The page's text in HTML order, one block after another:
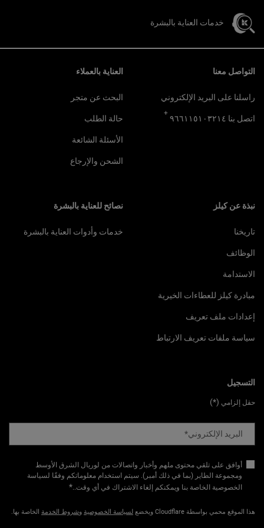
خدمات العناية بالبشرة
التواصل معنا
راسلنا على البريد الإلكتروني
اتصل بنا ٩٦٦١١٥١٠٣٢١٤
+
العناية بالعملاء
البحث عن متجر
حالة الطلب
الأسئلة الشائعة
الشحن والإرجاع
نبذة عن كيلز
تاريخنا
الوظائف
الاستدامة
مبادرة كيلز للعطاءات الخيرية
إعدادات ملف تعريف
سياسة ملفات تعريف الارتباط
نصائح للعناية بالبشرة
خدمات وأدوات العناية بالبشرة
التسجيل
حقل إلزامي (*)
البريد الإلكتروني*
أوافق على تلقي محتوى ملهم وأخبار واتصالات من لوريال الشرق الأوسط
ومجموعة الطاير (بما في ذلك أمبر). سيتم استخدام معلوماتكم وفقًا لسياسة
الخصوصية الخاصة بنا ويمكنكم إلغاء الاشتراك في أي وقت.​.
*
هذا الموقع محمي بواسطة Cloudflare ويخضع لسياسة الخصوصية وشروط الخدمة الخاصة بها.